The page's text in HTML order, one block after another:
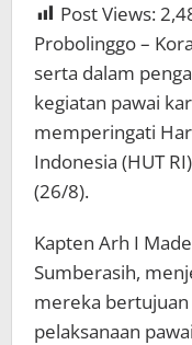
Post Views:
Probolinggo –
serta dalam
kegiatan pawai
memperingati
Indonesia (HUT
(26/8).
Kapten Arh I
Sumberasih,
mereka
pelaksanaan